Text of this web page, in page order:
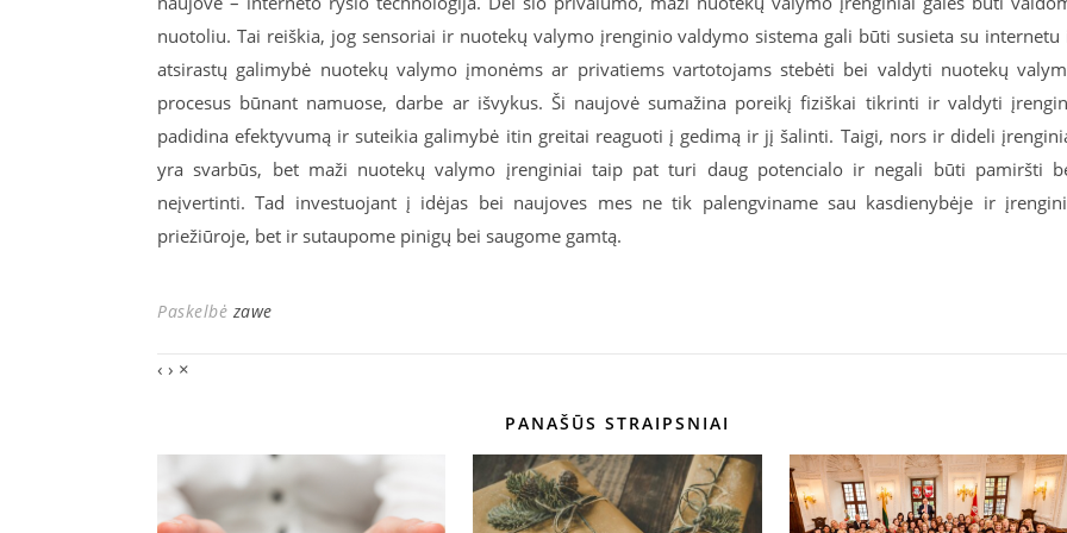
nuotoliu. Tai reiškia, jog sensoriai ir nuotekų valymo įrenginio valdymo sistema gali būti susieta su internetu
atsirastų galimybė nuotekų valymo įmonėms ar privatiems vartotojams stebėti bei valdyti nuotekų
procesus būnant namuose, darbe ar išvykus. Ši naujovė sumažina poreikį fiziškai tikrinti ir valdyti
padidina efektyvumą ir suteikia galimybė itin greitai reaguoti į gedimą ir jį šalinti. Taigi, nors ir dideli
yra svarbūs, bet maži nuotekų valymo įrenginiai taip pat turi daug potencialo ir negali būti pamiršti
neįvertinti. Tad investuojant į idėjas bei naujoves mes ne tik palengviname sau kasdienybėje ir
priežiūroje, bet ir sutaupome pinigų bei saugome gamtą.
Paskelbė zawe
‹ › ×
PANAŠŪS STRAIPSNIAI